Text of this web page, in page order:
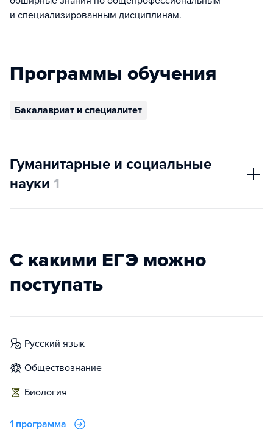
и специализированным дисциплинам.
Программы обучения
Бакалавриат и специалитет
Гуманитарные и социальные
науки 1
С какими ЕГЭ можно
поступать
русский язык
обществознание
биология
1 программа